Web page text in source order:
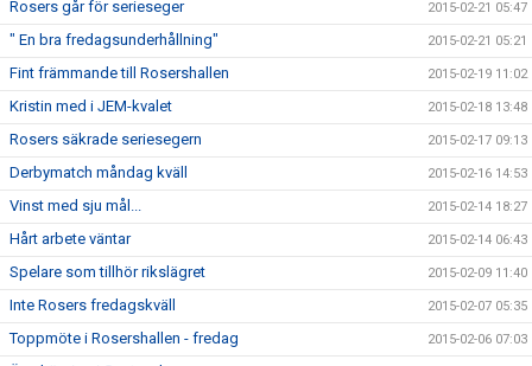
Rosers går för serieseger 2015-02-21 05:47
" En bra fredagsunderhållning" 2015-02-21 05:21
Fint främmande till Rosershallen 2015-02-19 11:02
Kristin med i JEM-kvalet 2015-02-18 13:48
Rosers säkrade seriesegern 2015-02-17 09:13
Derbymatch måndag kväll 2015-02-16 14:53
Vinst med sju mål... 2015-02-14 18:27
Hårt arbete väntar 2015-02-14 06:43
Spelare som tillhör rikslägret 2015-02-09 11:40
Inte Rosers fredagskväll 2015-02-07 05:35
Toppmöte i Rosershallen - fredag 2015-02-06 07:03